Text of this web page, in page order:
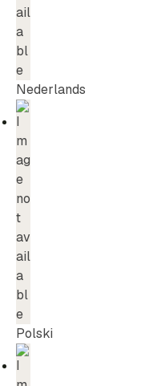
Nederlands
Polski